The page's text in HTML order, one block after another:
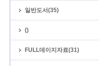
일반도서(35)
()
FULL데이지자료(31)